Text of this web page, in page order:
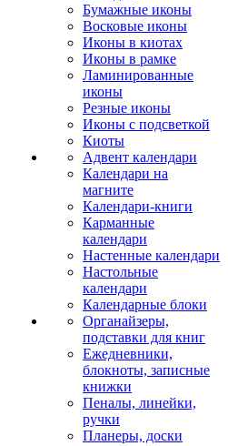
Бумажные иконы
Восковые иконы
Иконы в киотах
Иконы в рамке
Ламинированные
иконы
Резные иконы
Иконы с подсветкой
Киоты
Адвент календари
Календари на
магните
Календари-книги
Карманные
календари
Настенные календари
Настольные
календари
Календарные блоки
Органайзеры,
подставки для книг
Ежедневники,
блокноты, записные
книжки
Пеналы, линейки,
ручки
Планеры, доски